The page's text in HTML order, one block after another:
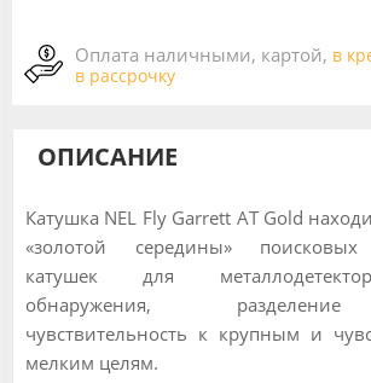
Оплата наличными, картой, в
в рассрочку
ОПИСАНИЕ
Катушка NEL Fly Garrett AT Gold
«золотой середины» поисковых
катушек для
обнаружения,
чувствительность к крупным и
мелким целям.